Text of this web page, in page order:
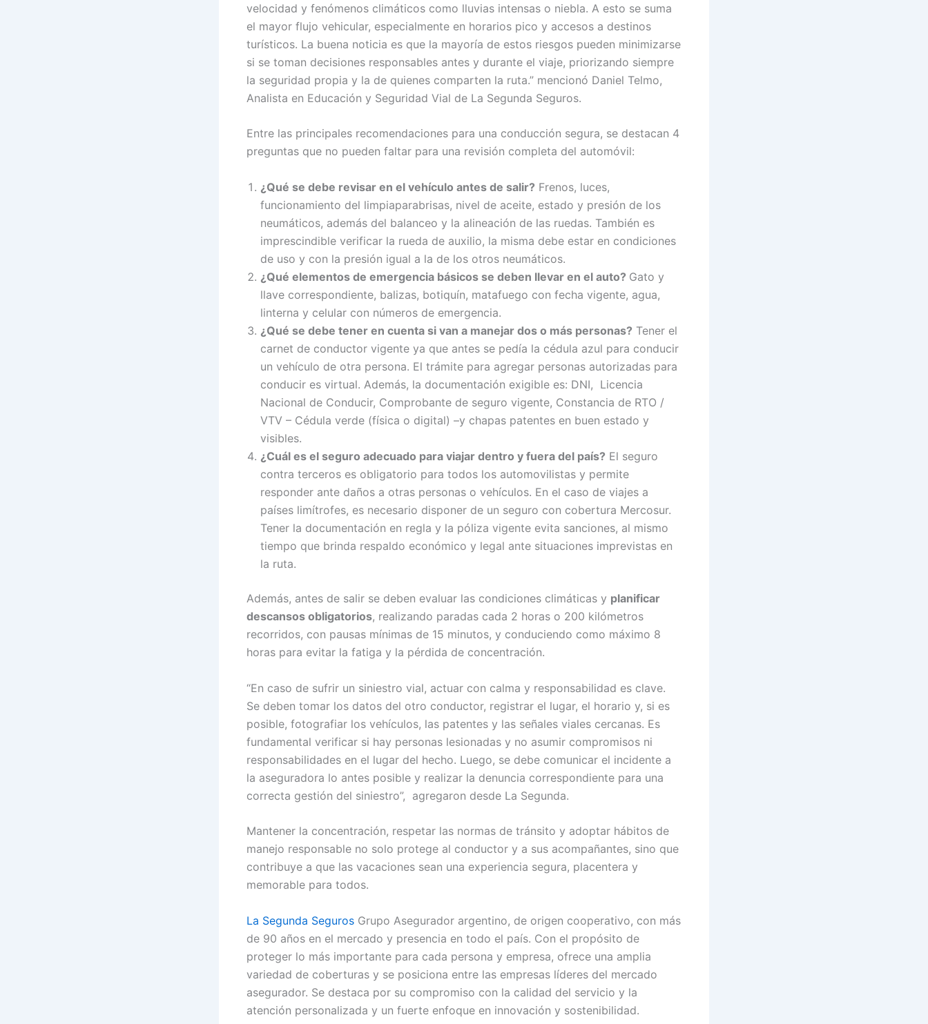
velocidad y fenómenos climáticos como lluvias intensas o niebla. A esto se suma
el mayor flujo vehicular, especialmente en horarios pico y accesos a destinos
turísticos. La buena noticia es que la mayoría de estos riesgos pueden minimizarse
si se toman decisiones responsables antes y durante el viaje, priorizando siempre
la seguridad propia y la de quienes comparten la ruta.” mencionó Daniel Telmo,
Analista en Educación y Seguridad Vial de La Segunda Seguros.
Entre las principales recomendaciones para una conducción segura, se destacan 4
preguntas que no pueden faltar para una revisión completa del automóvil:
¿Qué se debe revisar en el vehículo antes de salir? Frenos, luces,
funcionamiento del limpiaparabrisas, nivel de aceite, estado y presión de los
neumáticos, además del balanceo y la alineación de las ruedas. También es
imprescindible verificar la rueda de auxilio, la misma debe estar en condiciones
de uso y con la presión igual a la de los otros neumáticos.
¿Qué elementos de emergencia básicos se deben llevar en el auto? Gato y
llave correspondiente, balizas, botiquín, matafuego con fecha vigente, agua,
linterna y celular con números de emergencia.
¿Qué se debe tener en cuenta si van a manejar dos o más personas? Tener el
carnet de conductor vigente ya que antes se pedía la cédula azul para conducir
un vehículo de otra persona. El trámite para agregar personas autorizadas para
conducir es virtual. Además, la documentación exigible es: DNI, Licencia
Nacional de Conducir, Comprobante de seguro vigente, Constancia de RTO /
VTV – Cédula verde (física o digital) –y chapas patentes en buen estado y
visibles.
¿Cuál es el seguro adecuado para viajar dentro y fuera del país? El seguro
contra terceros es obligatorio para todos los automovilistas y permite
responder ante daños a otras personas o vehículos. En el caso de viajes a
países limítrofes, es necesario disponer de un seguro con cobertura Mercosur.
Tener la documentación en regla y la póliza vigente evita sanciones, al mismo
tiempo que brinda respaldo económico y legal ante situaciones imprevistas en
la ruta.
Además, antes de salir se deben evaluar las condiciones climáticas y planificar
descansos obligatorios, realizando paradas cada 2 horas o 200 kilómetros
recorridos, con pausas mínimas de 15 minutos, y conduciendo como máximo 8
horas para evitar la fatiga y la pérdida de concentración.
“En caso de sufrir un siniestro vial, actuar con calma y responsabilidad es clave.
Se deben tomar los datos del otro conductor, registrar el lugar, el horario y, si es
posible, fotografiar los vehículos, las patentes y las señales viales cercanas. Es
fundamental verificar si hay personas lesionadas y no asumir compromisos ni
responsabilidades en el lugar del hecho. Luego, se debe comunicar el incidente a
la aseguradora lo antes posible y realizar la denuncia correspondiente para una
correcta gestión del siniestro”, agregaron desde La Segunda.
Mantener la concentración, respetar las normas de tránsito y adoptar hábitos de
manejo responsable no solo protege al conductor y a sus acompañantes, sino que
contribuye a que las vacaciones sean una experiencia segura, placentera y
memorable para todos.
La Segunda Seguros Grupo Asegurador argentino, de origen cooperativo, con más
de 90 años en el mercado y presencia en todo el país. Con el propósito de
proteger lo más importante para cada persona y empresa, ofrece una amplia
variedad de coberturas y se posiciona entre las empresas líderes del mercado
asegurador. Se destaca por su compromiso con la calidad del servicio y la
atención personalizada y un fuerte enfoque en innovación y sostenibilidad.